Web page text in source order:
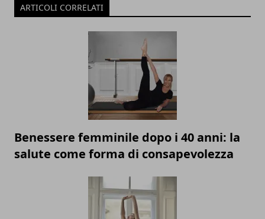
ARTICOLI CORRELATI
Benessere femminile dopo i 40 anni: la
salute come forma di consapevolezza